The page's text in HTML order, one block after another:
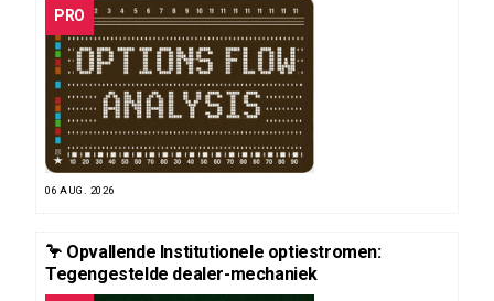
PRO
06 AUG. 2026
🦩 Opvallende Institutionele optiestromen:
Tegengestelde dealer-mechaniek